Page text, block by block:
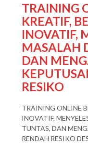
TRAINING
KREATIF,
INOVATIF,
MASALAH
DAN
RESIKO
TRAINING ONLINE
INOVATIF,
TUNTAS, DAN
RENDAH RESIKO